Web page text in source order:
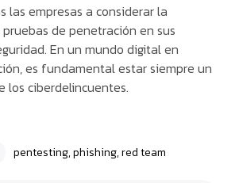
las empresas a considerar la
de penetración en sus
En un mundo digital en
es fundamental estar siempre un
los ciberdelincuentes.
pentesting,phishing,red team